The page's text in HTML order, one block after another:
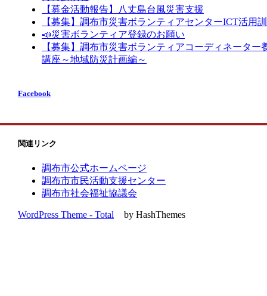
【募金活動報告】八丈島台風災害支援
【募集】調布市災害ボランティアセンターICT活用
📣災害ボランティア登録のお願い
【募集】調布市災害ボランティアコーディネーター
講座～地域防災計画編～
Facebook
関連リンク
調布市公式ホームページ
調布市市民活動支援センター
調布市社会福祉協議会
WordPress Theme - Total by HashThemes